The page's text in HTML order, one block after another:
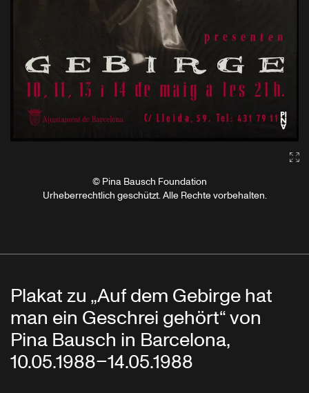
© Pina Bausch Foundation
Urheberrechtlich geschützt. Alle Rechte vorbehalten.
Plakat zu „Auf dem Gebirge hat
man ein Geschrei gehört“ von
Pina Bausch in Barcelona,
10.05.1988–14.05.1988